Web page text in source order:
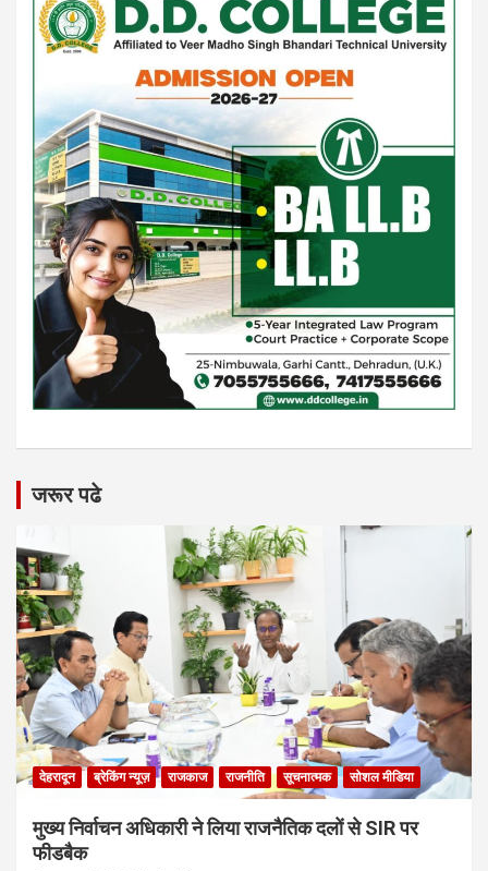
जरूर पढे
देहरादून ब्रेकिंग न्यूज़ राजकाज राजनीति सूचनात्मक सोशल मीडिया
मुख्य निर्वाचन अधिकारी ने लिया राजनैतिक दलों से SIR पर
फीडबैक